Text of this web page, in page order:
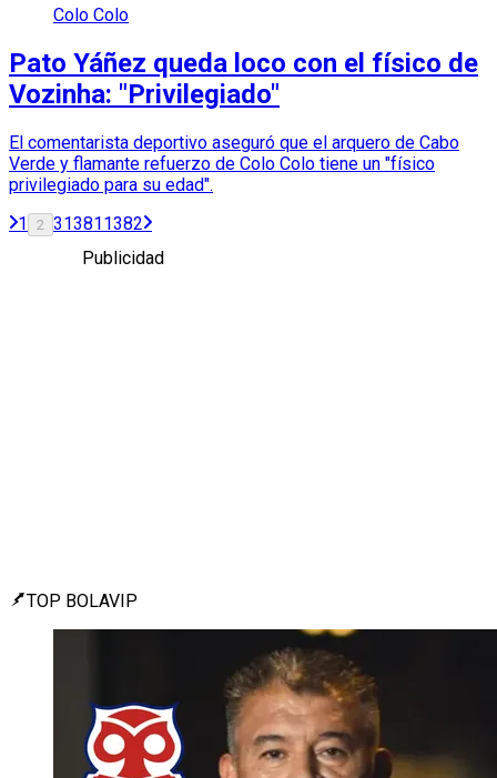
Colo Colo
Pato Yáñez queda loco con el físico de
Vozinha: "Privilegiado"
El comentarista deportivo aseguró que el arquero de Cabo
Verde y flamante refuerzo de Colo Colo tiene un "físico
privilegiado para su edad".
1
2 313811382
Publicidad
TOP BOLAVIP